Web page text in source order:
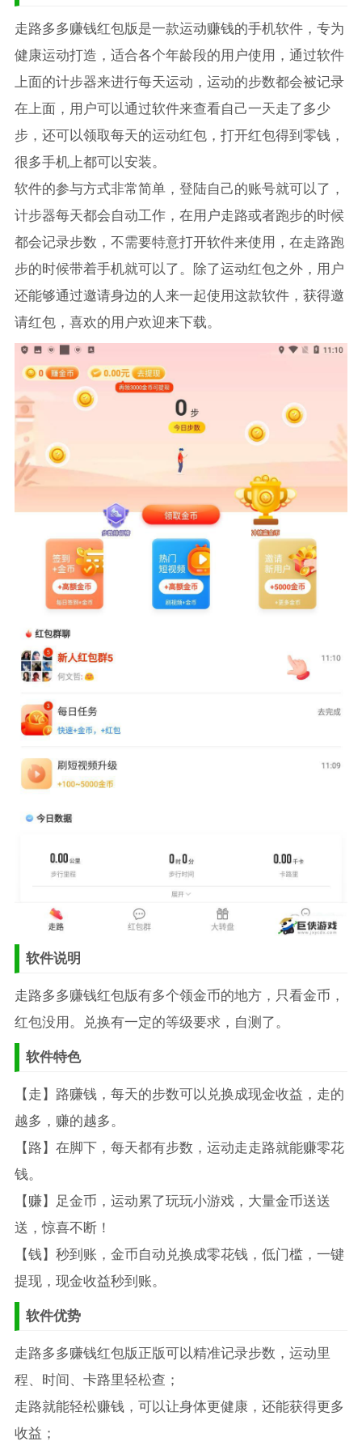
走路多多赚钱红包版是一款运动赚钱的手机软件，专为
健康运动打造，适合各个年龄段的用户使用，通过软件
上面的计步器来进行每天运动，运动的步数都会被记录
在上面，用户可以通过软件来查看自己一天走了多少
步，还可以领取每天的运动红包，打开红包得到零钱，
很多手机上都可以安装。
软件的参与方式非常简单，登陆自己的账号就可以了，
计步器每天都会自动工作，在用户走路或者跑步的时候
都会记录步数，不需要特意打开软件来使用，在走路跑
步的时候带着手机就可以了。除了运动红包之外，用户
还能够通过邀请身边的人来一起使用这款软件，获得邀
请红包，喜欢的用户欢迎来下载。
软件说明
走路多多赚钱红包版有多个领金币的地方，只看金币，
红包没用。兑换有一定的等级要求，自测了。
软件特色
【走】路赚钱，每天的步数可以兑换成现金收益，走的
越多，赚的越多。
【路】在脚下，每天都有步数，运动走走路就能赚零花
钱。
【赚】足金币，运动累了玩玩小游戏，大量金币送送
送，惊喜不断！
【钱】秒到账，金币自动兑换成零花钱，低门槛，一键
提现，现金收益秒到账。
软件优势
走路多多赚钱红包版正版可以精准记录步数，运动里
程、时间、卡路里轻松查；
走路就能轻松赚钱，可以让身体更健康，还能获得更多
收益；